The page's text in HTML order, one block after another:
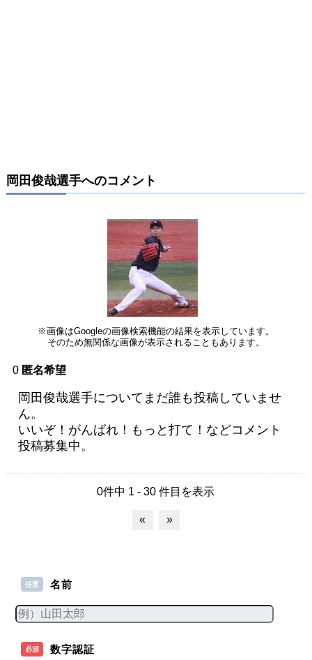
岡田俊哉選手へのコメント
※画像はGoogleの画像検索機能の結果を表示しています。
そのため無関係な画像が表示されることもあります。
0 匿名希望
岡田俊哉選手についてまだ誰も投稿していませ
ん。
いいぞ！がんばれ！もっと打て！などコメント
投稿募集中。
0件中 1 - 30 件目を表示
« »
任意 名前
必須 数字認証